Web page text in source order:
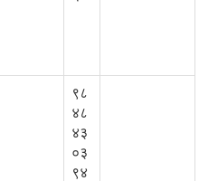
९८
४८
४३
०३
९४